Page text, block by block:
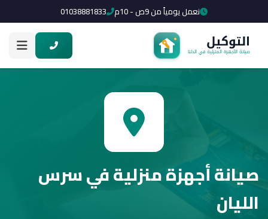
نعمل يومياً من 9ص - 10م 01038881833
صيانة أجهزة منزلية في سرس
الليان